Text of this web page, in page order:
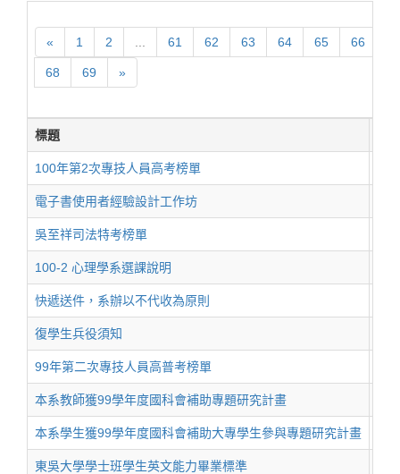
« 1 2 61 62 63 64 65 66
68 69 »
標題
100年第2次專技人員高考榜單
電子書使用者經驗設計工作坊
吳至祥司法特考榜單
100-2 心理學系選課說明
快遞送件，系辦以不代收為原則
復學生兵役須知
99年第二次專技人員高普考榜單
本系教師獲99學年度國科會補助專題研究計畫
本系學生獲99學年度國科會補助大專學生參與專題研究計畫
東吳大學學士班學生英文能力畢業標準